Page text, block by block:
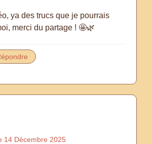
ya des trucs que je pourrais
merci du partage ! 🤩🌿
14 Décembre 2025